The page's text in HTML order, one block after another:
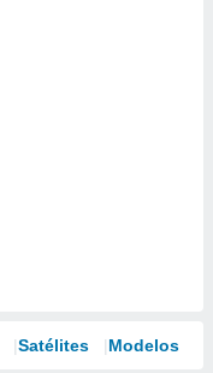
Satélites Modelos